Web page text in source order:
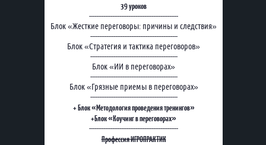
39 уроков
--------------------------------------------------
Блок «Жесткие переговоры: причины и следствия»
-------------------------------------------------
Блок «Стратегия и тактика переговоров»
-------------------------------------------------
Блок «ИИ в переговорах»
-------------------------------------------------
Блок «Грязные приемы в переговорах»
-------------------------------------------------
+ Блок «Методология проведения тренингов»
+Блок «Коучинг в переговорах»
--------------------------------------------------
Профессия ИГРОПРАКТИК